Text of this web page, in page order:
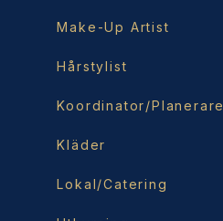
Make-Up Artist
Hårstylist
Koordinator/Planerare
Kläder
Lokal/Catering